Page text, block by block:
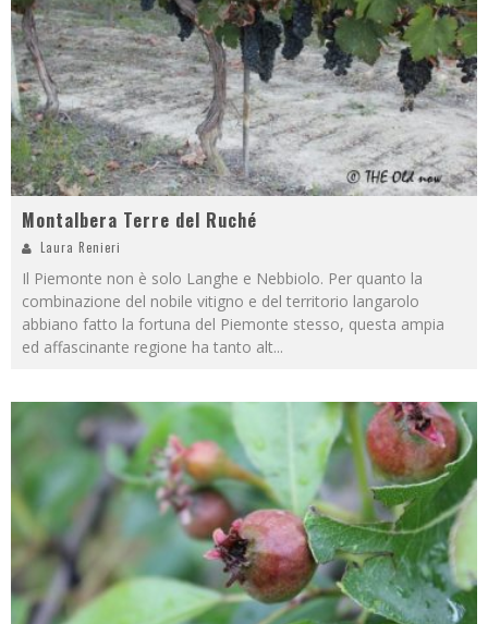
Montalbera Terre del Ruché
Laura Renieri
Il Piemonte non è solo Langhe e Nebbiolo. Per quanto la
combinazione del nobile vitigno e del territorio langarolo
abbiano fatto la fortuna del Piemonte stesso, questa ampia
ed affascinante regione ha tanto alt...